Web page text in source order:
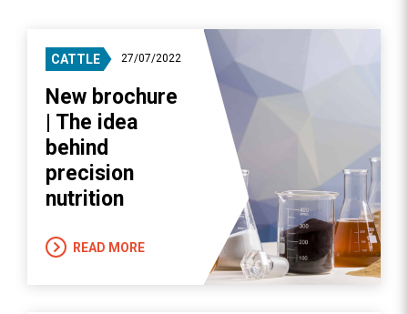
CATTLE 27/07/2022
New brochure
| The idea
behind
precision
nutrition
READ MORE